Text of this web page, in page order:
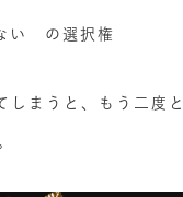
い の選択権
しまうと、もう二度